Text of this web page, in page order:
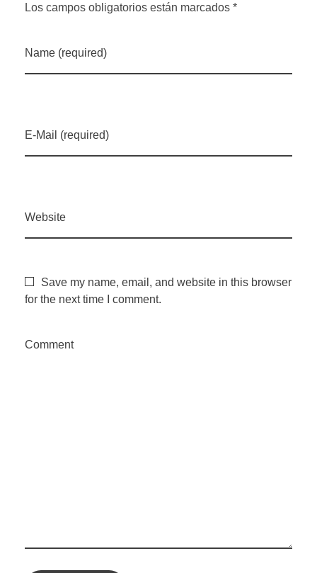
Los campos obligatorios están marcados *
Name (required)
E-Mail (required)
Website
Save my name, email, and website in this browser
for the next time I comment.
Comment